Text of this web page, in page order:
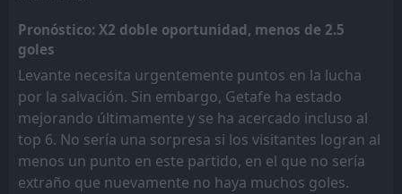
Pronóstico: X2 doble oportunidad, menos de 2.5
goles
Levante necesita urgentemente puntos en la lucha
por la salvación. Sin embargo, Getafe ha estado
mejorando últimamente y se ha acercado incluso al
top 6. No sería una sorpresa si los visitantes logran al
menos un punto en este partido, en el que no sería
extraño que nuevamente no haya muchos goles.